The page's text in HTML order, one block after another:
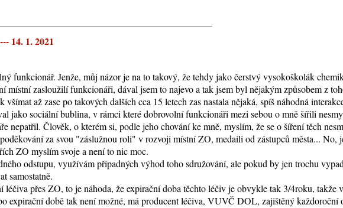
14. 1. 2021
funkcionář. Jenže, můj názor je na to takový, že tehdy jako čerstvý vysokoškolák
místní zasloužilí funkcionáři, dával jsem to najevo a tak jsem byl nějakým způsobem z
až zase po takových dalších cca 15 letech zas nastala nějaká, spíš náhodná
jako sociální bublina, v rámci které dobrovolní funkcionáři mezi sebou o mně šířili
nepatřil. Člověk, o kterém si, podle jeho chování ke mně, myslím, že se o šíření těch
za svou "záslužnou roli" v rozvoji místní ZO, medaili od zástupců města... No,
ZO myslím svoje a není to nic moc.
odstupu, využívám případných výhod toho sdružování, ale pokud by jen trochu
samostatně.
léčiva přes ZO, to je náhoda, že expirační doba těchto léčiv je obvykle tak 3/4roku, takže
expirační době tak není možné, má producent léčiva, VUVČ DOL, zajištěný každoroční